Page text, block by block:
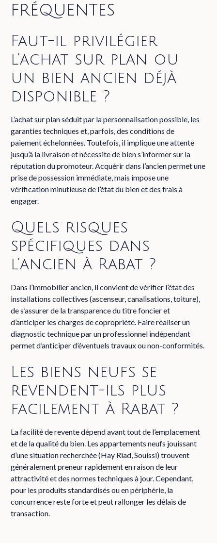
fréquentes
Faut-il privilégier
l’achat sur plan ou
un bien ancien déjà
disponible ?
L’achat sur plan séduit par la personnalisation possible, les
garanties techniques et, parfois, des conditions de
paiement échelonnées. Toutefois, il implique une attente
jusqu’à la livraison et nécessite de bien s’informer sur la
réputation du promoteur. Acquérir dans l’ancien permet une
prise de possession immédiate, mais impose une
vérification minutieuse de l’état du bien et des frais à
engager.
Quels risques
spécifiques dans
l’ancien à Rabat ?
Dans l’immobilier ancien, il convient de vérifier l’état des
installations collectives (ascenseur, canalisations, toiture),
de s’assurer de la transparence du titre foncier et
d’anticiper les charges de copropriété. Faire réaliser un
diagnostic technique par un professionnel indépendant
permet d’anticiper d’éventuels travaux ou non-conformités.
Les biens neufs se
revendent-ils plus
facilement à Rabat ?
La facilité de revente dépend avant tout de l’emplacement
et de la qualité du bien. Les appartements neufs jouissant
d’une situation recherchée (Hay Riad, Souissi) trouvent
généralement preneur rapidement en raison de leur
attractivité et des normes techniques à jour. Cependant,
pour les produits standardisés ou en périphérie, la
concurrence reste forte et peut rallonger les délais de
transaction.